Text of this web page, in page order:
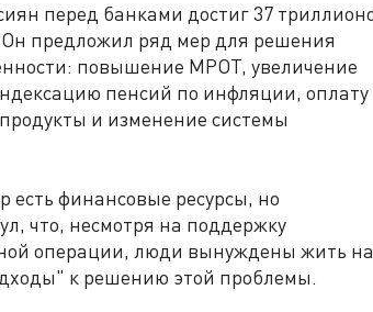
перед банками достиг 37
предложил ряд мер для решения
повышение МРОТ, увеличение
пенсий по инфляции, оплату
и изменение системы
есть финансовые ресурсы, но
что, несмотря на поддержку
операции, люди вынуждены жить на
к решению этой проблемы.